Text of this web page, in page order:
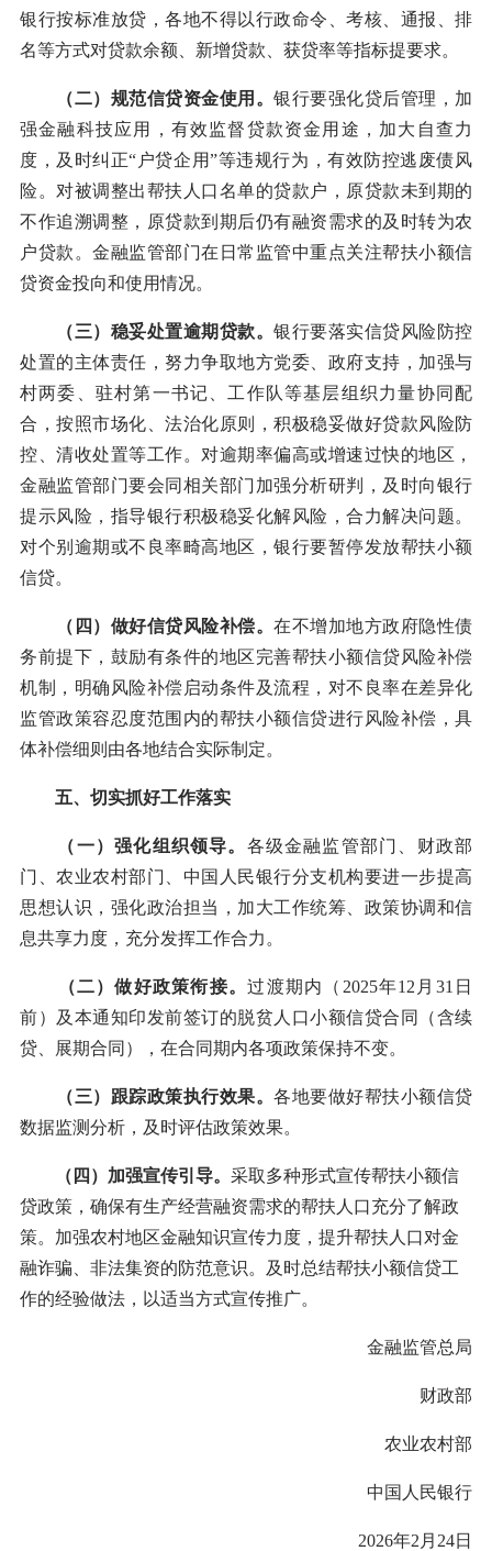
银行按标准放贷，各地不得以行政命令、考核、通报、排
名等方式对贷款余额、新增贷款、获贷率等指标提要求。
（二）规范信贷资金使用。 银行要强化贷后管理，加
强金融科技应用，有效监督贷款资金用途，加大自查力
度，及时纠正“户贷企用”等违规行为，有效防控逃废债风
险。对被调整出帮扶人口名单的贷款户，原贷款未到期的
不作追溯调整，原贷款到期后仍有融资需求的及时转为农
户贷款。金融监管部门在日常监管中重点关注帮扶小额信
贷资金投向和使用情况。
（三）稳妥处置逾期贷款。 银行要落实信贷风险防控
处置的主体责任，努力争取地方党委、政府支持，加强与
村两委、驻村第一书记、工作队等基层组织力量协同配
合，按照市场化、法治化原则，积极稳妥做好贷款风险防
控、清收处置等工作。对逾期率偏高或增速过快的地区，
金融监管部门要会同相关部门加强分析研判，及时向银行
提示风险，指导银行积极稳妥化解风险，合力解决问题。
对个别逾期或不良率畸高地区，银行要暂停发放帮扶小额
信贷。
（四）做好信贷风险补偿。 在不增加地方政府隐性债
务前提下，鼓励有条件的地区完善帮扶小额信贷风险补偿
机制，明确风险补偿启动条件及流程，对不良率在差异化
监管政策容忍度范围内的帮扶小额信贷进行风险补偿，具
体补偿细则由各地结合实际制定。
五、切实抓好工作落实
（一）强化组织领导。 各级金融监管部门、财政部
门、农业农村部门、中国人民银行分支机构要进一步提高
思想认识，强化政治担当，加大工作统筹、政策协调和信
息共享力度，充分发挥工作合力。
（二）做好政策衔接。过渡期内（2025年12月31日
前）及本通知印发前签订的脱贫人口小额信贷合同（含续
贷、展期合同），在合同期内各项政策保持不变。
（三）跟踪政策执行效果。 各地要做好帮扶小额信贷
数据监测分析，及时评估政策效果。
（四）加强宣传引导。 采取多种形式宣传帮扶小额信
贷政策，确保有生产经营融资需求的帮扶人口充分了解政
策。加强农村地区金融知识宣传力度，提升帮扶人口对金
融诈骗、非法集资的防范意识。及时总结帮扶小额信贷工
作的经验做法，以适当方式宣传推广。
金融监管总局
财政部
农业农村部
中国人民银行
2026年2月24日